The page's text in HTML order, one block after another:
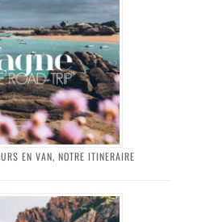
EN VAN, NOTRE ITINERAIRE